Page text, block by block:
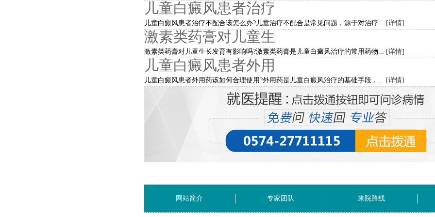
儿童白癜风患者治疗
儿童白癜风患者治疗不配合该怎么办?儿童治疗不配合是常见问题，源于对治疗... [详情]
激素类药膏对儿童生
激素类药膏对儿童生长发育有影响吗?激素类药膏是儿童白癜风治疗的常用药物... [详情]
儿童白癜风患者外用
儿童白癜风患者外用药该如何合理使用?外用药是儿童白癜风治疗的基础手段，... [详情]
网站简介 专家团队 来院路线